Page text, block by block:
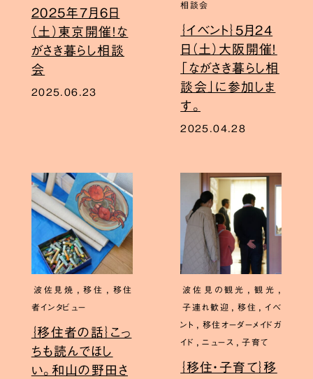
2025年7月6日
（土）東京開催！な
がさき暮らし相談
会
2025.06.23
相談会
｛イベント｝5月24
日（土）大阪開催！
「ながさき暮らし相
談会」に参加しま
す。
2025.04.28
波佐見焼 , 移住 , 移住
者インタビュー
｛移住者の話｝こっ
ちも読んでほし
い。和山の野田さ
波佐見の観光 , 観光 ,
子連れ歓迎 , 移住 , イベ
ント , 移住オーダーメイドガ
イド , ニュース , 子育て
｛移住・子育て｝移